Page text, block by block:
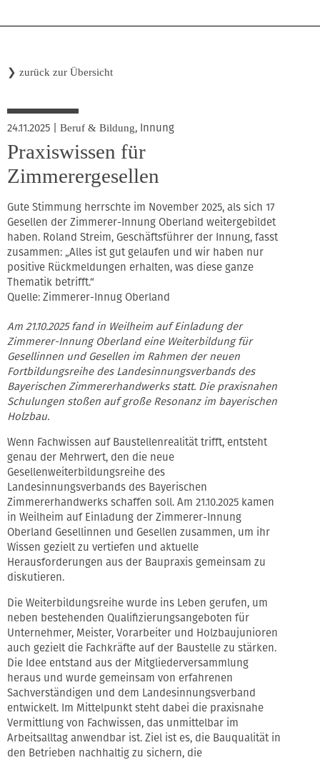
❯ zurück zur Übersicht
24.11.2025 Beruf & Bildung, Innung
Praxiswissen für
Zimmerergesellen
Gute Stimmung herrschte im November 2025, als sich 17
Gesellen der Zimmerer-Innung Oberland weitergebildet
haben. Roland Streim, Geschäftsführer der Innung, fasst
zusammen: „Alles ist gut gelaufen und wir haben nur
positive Rückmeldungen erhalten, was diese ganze
Thematik betrifft.“
Quelle: Zimmerer-Innug Oberland
Am 21.10.2025 fand in Weilheim auf Einladung der
Zimmerer-Innung Oberland eine Weiterbildung für
Gesellinnen und Gesellen im Rahmen der neuen
Fortbildungsreihe des Landesinnungsverbands des
Bayerischen Zimmererhandwerks statt. Die praxisnahen
Schulungen stoßen auf große Resonanz im bayerischen
Holzbau.
Wenn Fachwissen auf Baustellenrealität trifft, entsteht
genau der Mehrwert, den die neue
Gesellenweiterbildungsreihe des
Landesinnungsverbands des Bayerischen
Zimmererhandwerks schaffen soll. Am 21.10.2025 kamen
in Weilheim auf Einladung der Zimmerer-Innung
Oberland Gesellinnen und Gesellen zusammen, um ihr
Wissen gezielt zu vertiefen und aktuelle
Herausforderungen aus der Baupraxis gemeinsam zu
diskutieren.
Die Weiterbildungsreihe wurde ins Leben gerufen, um
neben bestehenden Qualifizierungsangeboten für
Unternehmer, Meister, Vorarbeiter und Holzbaujunioren
auch gezielt die Fachkräfte auf der Baustelle zu stärken.
Die Idee entstand aus der Mitgliederversammlung
heraus und wurde gemeinsam von erfahrenen
Sachverständigen und dem Landesinnungsverband
entwickelt. Im Mittelpunkt steht dabei die praxisnahe
Vermittlung von Fachwissen, das unmittelbar im
Arbeitsalltag anwendbar ist. Ziel ist es, die Bauqualität in
den Betrieben nachhaltig zu sichern, die